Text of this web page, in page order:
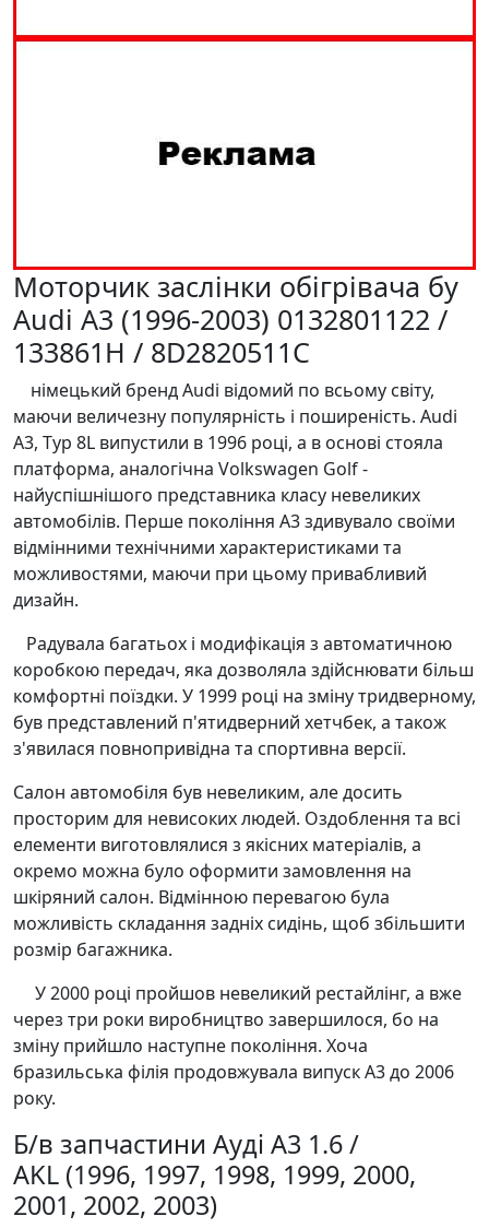
Моторчик заслінки обігрівача бу
Audi A3 (1996-2003) 0132801122 /
133861H / 8D2820511C
німецький бренд Audi відомий по всьому світу,
маючи величезну популярність і поширеність. Audi
A3, Typ 8L випустили в 1996 році, а в основі стояла
платформа, аналогічна Volkswagen Golf -
найуспішнішого представника класу невеликих
автомобілів. Перше покоління A3 здивувало своїми
відмінними технічними характеристиками та
можливостями, маючи при цьому привабливий
дизайн.
Радувала багатьох і модифікація з автоматичною
коробкою передач, яка дозволяла здійснювати більш
комфортні поїздки. У 1999 році на зміну тридверному,
був представлений п'ятидверний хетчбек, а також
з'явилася повнопривідна та спортивна версії.
Салон автомобіля був невеликим, але досить
просторим для невисоких людей. Оздоблення та всі
елементи виготовлялися з якісних матеріалів, а
окремо можна було оформити замовлення на
шкіряний салон. Відмінною перевагою була
можливість складання задніх сидінь, щоб збільшити
розмір багажника.
У 2000 році пройшов невеликий рестайлінг, а вже
через три роки виробництво завершилося, бо на
зміну прийшло наступне покоління. Хоча
бразильська філія продовжувала випуск A3 до 2006
року.
Б/в запчастини Ауді А3 1.6 /
AKL (1996, 1997, 1998, 1999, 2000,
2001, 2002, 2003)